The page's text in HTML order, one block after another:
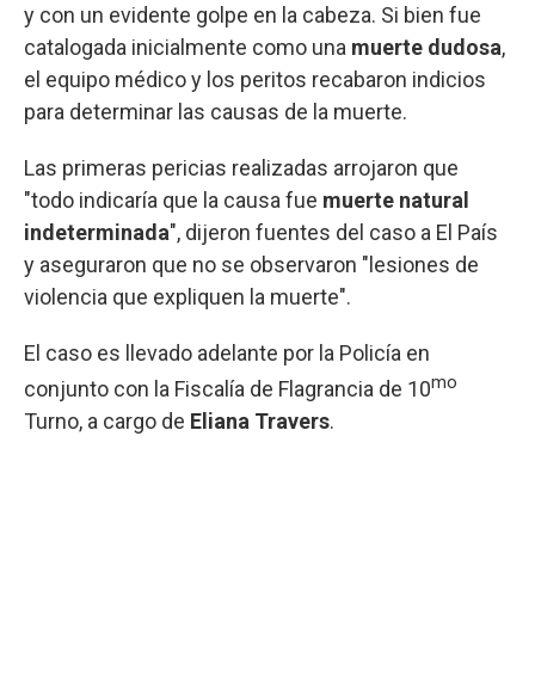
y con un evidente golpe en la cabeza. Si bien fue
catalogada inicialmente como una muerte dudosa,
el equipo médico y los peritos recabaron indicios
para determinar las causas de la muerte.
Las primeras pericias realizadas arrojaron que
"todo indicaría que la causa fue muerte natural
indeterminada", dijeron fuentes del caso a El País
y aseguraron que no se observaron "lesiones de
violencia que expliquen la muerte".
El caso es llevado adelante por la Policía en
conjunto con la Fiscalía de Flagrancia de 10mo
Turno, a cargo de Eliana Travers.